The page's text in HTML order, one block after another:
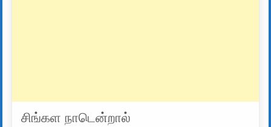
சிங்கள நாடென்றால்